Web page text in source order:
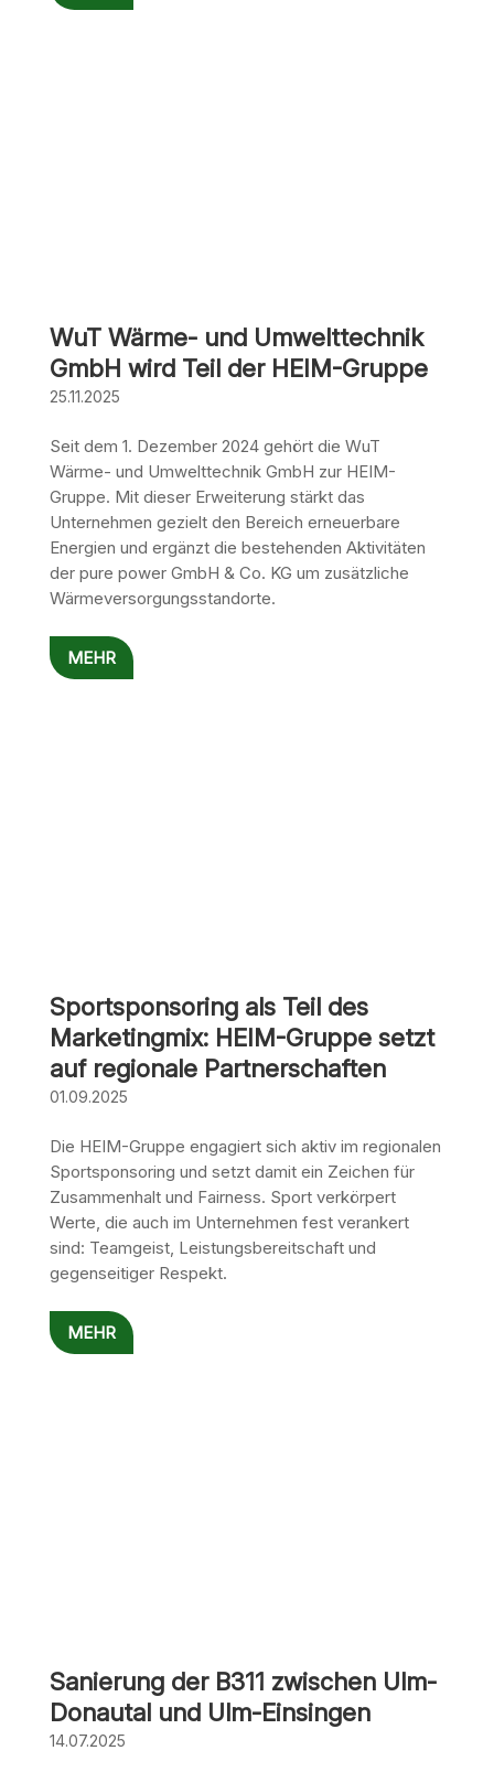
WuT Wärme- und Umwelttechnik
GmbH wird Teil der HEIM-Gruppe
25.11.2025
Seit dem 1. Dezember 2024 gehört die WuT
Wärme- und Umwelttechnik GmbH zur HEIM-
Gruppe. Mit dieser Erweiterung stärkt das
Unternehmen gezielt den Bereich erneuerbare
Energien und ergänzt die bestehenden Aktivitäten
der pure power GmbH & Co. KG um zusätzliche
Wärmeversorgungsstandorte.
MEHR
Sportsponsoring als Teil des
Marketingmix: HEIM-Gruppe setzt
auf regionale Partnerschaften
01.09.2025
Die HEIM-Gruppe engagiert sich aktiv im regionalen
Sportsponsoring und setzt damit ein Zeichen für
Zusammenhalt und Fairness. Sport verkörpert
Werte, die auch im Unternehmen fest verankert
sind: Teamgeist, Leistungsbereitschaft und
gegenseitiger Respekt.
MEHR
Sanierung der B311 zwischen Ulm-
Donautal und Ulm-Einsingen
14.07.2025